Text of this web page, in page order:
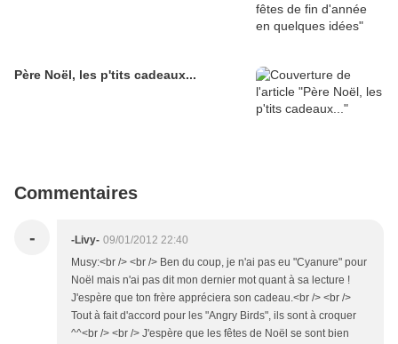
Père Noël, les p'tits cadeaux...
Commentaires
- -Livy- 09/01/2012 22:40
Musy:<br /> <br /> Ben du coup, je n'ai pas eu "Cyanure" pour
Noël mais n'ai pas dit mon dernier mot quant à sa lecture !
J'espère que ton frère appréciera son cadeau.<br /> <br />
Tout à fait d'accord pour les "Angry Birds", ils sont à croquer
^^<br /> <br /> J'espère que les fêtes de Noël se sont bien